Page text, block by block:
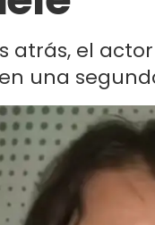
atrás, el
una